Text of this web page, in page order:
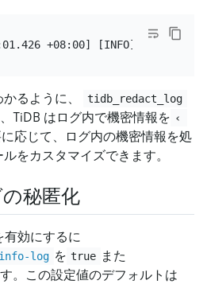
るように、 tidb_redact_log
TiDB はログ内で機密情報を ‹
応じて、ログ内の機密情報を処
をカスタマイズできます。
秘匿化
有効にするに
log を true また
。この設定値のデフォルトは